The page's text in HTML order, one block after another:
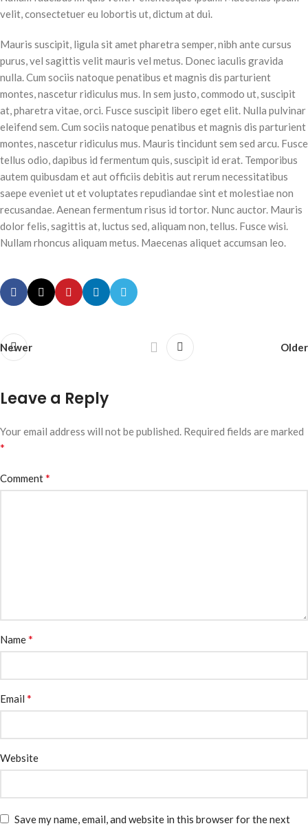
velit, consectetuer eu lobortis ut, dictum at dui.
Mauris suscipit, ligula sit amet pharetra semper, nibh ante cursus
purus, vel sagittis velit mauris vel metus. Donec iaculis gravida
nulla. Cum sociis natoque penatibus et magnis dis parturient
montes, nascetur ridiculus mus. In sem justo, commodo ut, suscipit
at, pharetra vitae, orci. Fusce suscipit libero eget elit. Nulla pulvinar
eleifend sem. Cum sociis natoque penatibus et magnis dis parturient
montes, nascetur ridiculus mus. Mauris tincidunt sem sed arcu. Fusce
tellus odio, dapibus id fermentum quis, suscipit id erat. Temporibus
autem quibusdam et aut officiis debitis aut rerum necessitatibus
saepe eveniet ut et voluptates repudiandae sint et molestiae non
recusandae. Aenean fermentum risus id tortor. Nunc auctor. Mauris
dolor felis, sagittis at, luctus sed, aliquam non, tellus. Fusce wisi.
Nullam rhoncus aliquam metus. Maecenas aliquet accumsan leo.
Newer Older
Leave a Reply
Your email address will not be published. Required fields are marked
*
Comment*
Name*
Email *
Website
Save my name, email, and website in this browser for the next